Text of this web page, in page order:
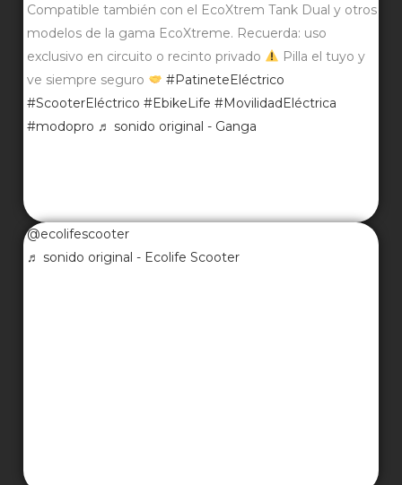
Compatible también con el EcoXtrem Tank Dual y otros
modelos de la gama EcoXtreme. Recuerda: uso
exclusivo en circuito o recinto privado
Pilla el tuyo y
ve siempre seguro
#PatineteEléctrico
#ScooterEléctrico #EbikeLife #MovilidadEléctrica
#modopro ♬ sonido original - Ganga
@ecolifescooter
♬ sonido original - Ecolife Scooter